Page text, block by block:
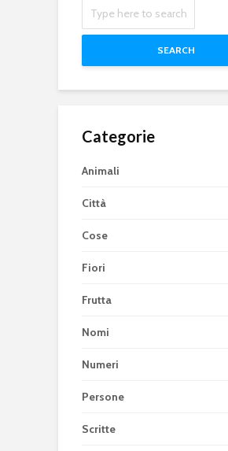
SEARCH
Categorie
Animali
Città
Cose
Fiori
Frutta
Nomi
Numeri
Persone
Scritte